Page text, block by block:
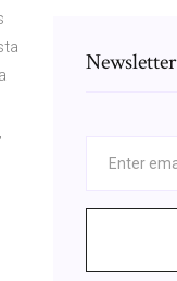
Newsletter